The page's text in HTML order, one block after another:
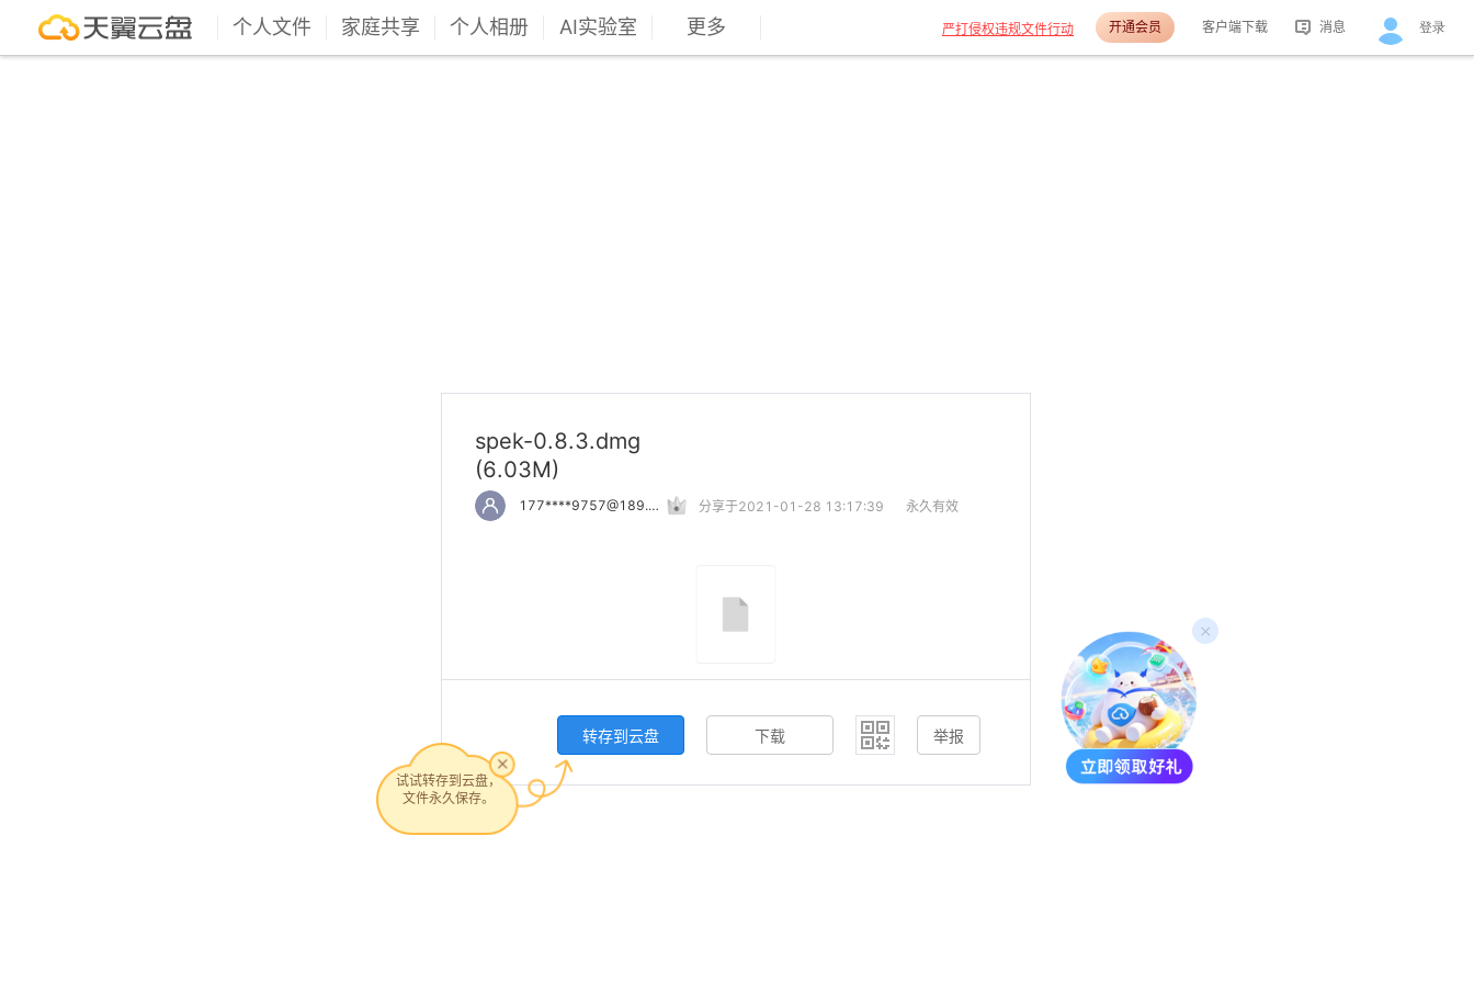
个人文件 家庭共享 个人相册 AI实验室 更多 严打侵权违规文件行动 开通会员 客户端下载 消息 登录
spek-0.8.3.dmg
(6.03M)
177****9757@189.cn 分享于2021-01-28 13:17:39 永久有效
转存到云盘
试试转存到云盘，
文件永久保存。
下载 举报